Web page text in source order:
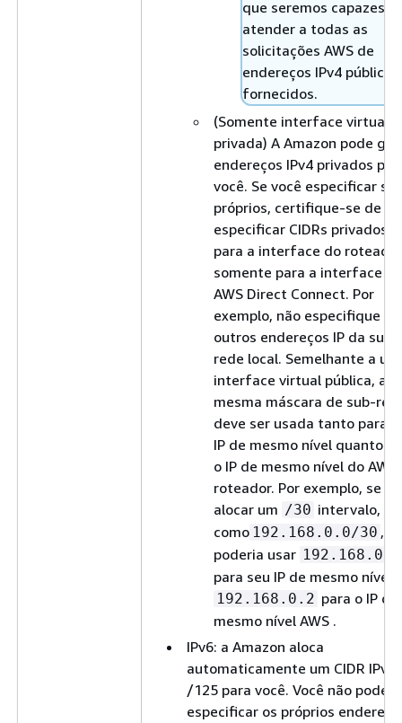
que seremos capazes
atender a todas as
solicitações AWS de
endereços IPv4 públicos
fornecidos.
(Somente interface virtual
privada) A Amazon pode
endereços IPv4 privados
você. Se você especificar
próprios, certifique-se de
especificar CIDRs privados
para a interface do
somente para a interface do
AWS Direct Connect. Por
exemplo, não especifique
outros endereços IP da sua
rede local. Semelhante a
interface virtual pública, a
mesma máscara de sub-
deve ser usada tanto para
IP de mesmo nível quanto
o IP de mesmo nível do AWS
roteador. Por exemplo, se
alocar um /30 intervalo,
como 192.168.0.0/30 ,
poderia usar 192.168.0.1
para seu IP de mesmo nível
192.168.0.2 para o IP de
mesmo nível AWS .
IPv6: a Amazon aloca
automaticamente um CIDR IPv6
/125 para você. Você não pode
especificar os próprios